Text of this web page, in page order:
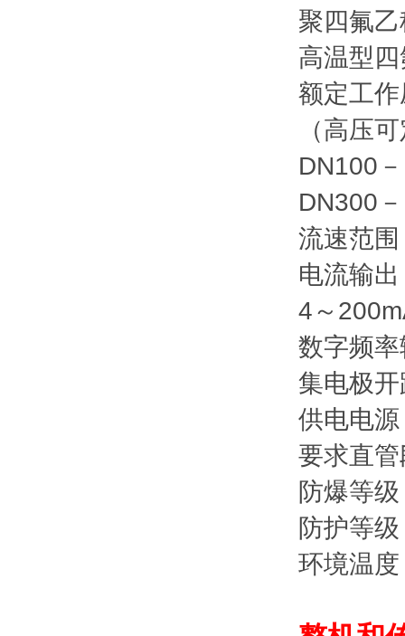
聚四氟
高温型
额定工
（高压
DN100
DN300
流速范
电流输
4～
数字频
集电极
供电电
要求直
防爆等
防护等
环境温